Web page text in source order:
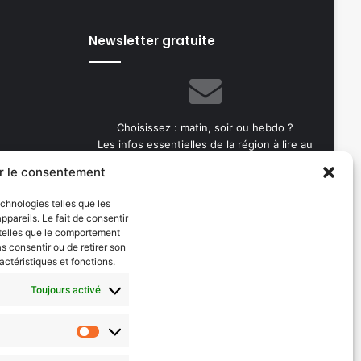
le consentement
telles que les
Le fait de consentir
que le comportement
consentir ou de retirer son
et fonctions.
Toujours activé
Statistiques
Newsletter gratuite
Choisissez : matin, soir ou hebdo ?
Les infos essentielles de la région à lire au
votre
adresse
e-
mail
Evénements
AI now